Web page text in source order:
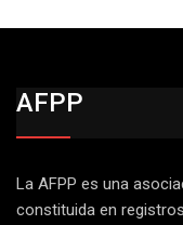
AFPP
La AFPP es una
constituida en